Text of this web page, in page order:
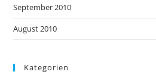
September 2010
August 2010
Kategorien